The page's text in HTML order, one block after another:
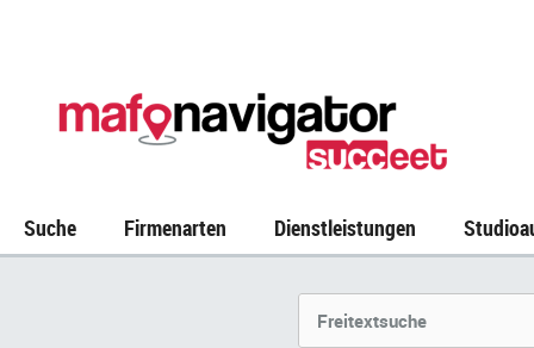
Suche Firmenarten Dienstleistungen